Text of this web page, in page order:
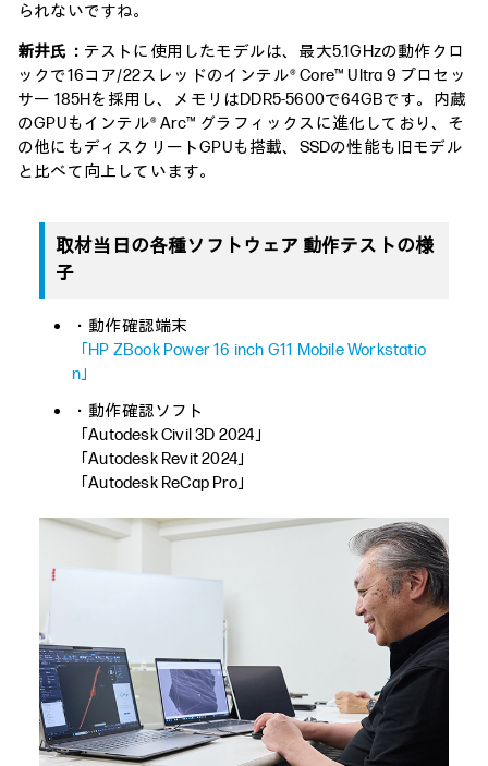
られないですね。
新井氏： テストに使用したモデルは、最大5.1GHzの動作クロ
ックで16コア/22スレッドのインテル® Core™ Ultra 9 プロセッ
サー 185Hを採用し、メモリはDDR5-5600で64GBです。内蔵
のGPUもインテル® Arc™ グラフィックスに進化しており、そ
の他にもディスクリートGPUも搭載、SSDの性能も旧モデル
と比べて向上しています。
取材当日の各種ソフトウェア 動作テストの様
子
・動作確認端末
「HP ZBook Power 16 inch G11 Mobile Workstatio
n」
・動作確認ソフト
「Autodesk Civil 3D 2024」
「Autodesk Revit 2024」
「Autodesk ReCap Pro」